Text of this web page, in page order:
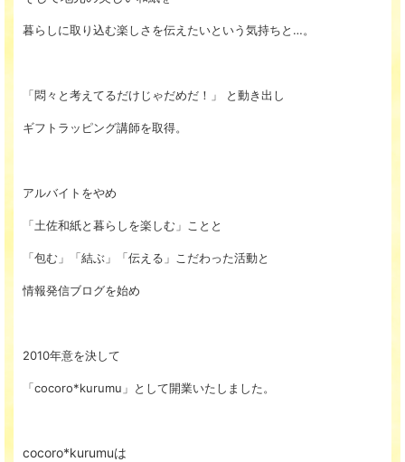
暮らしに取り込む楽しさを伝えたいという気持ちと…。
「悶々と考えてるだけじゃだめだ！」 と動き出し
ギフトラッピング講師を取得。
アルバイトをやめ
「土佐和紙と暮らしを楽しむ」ことと
「包む」「結ぶ」「伝える」こだわった活動と
情報発信ブログを始め
2010年意を決して
「cocoro*kurumu」として開業いたしました。
cocoro*kurumuは